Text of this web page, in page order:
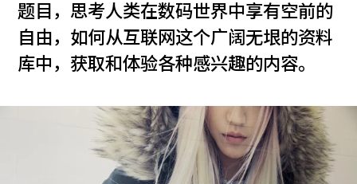
题目，思考人类在数码世界中享有空前的
自由，如何从互联网这个广阔无垠的资料
库中，获取和体验各种感兴趣的内容。